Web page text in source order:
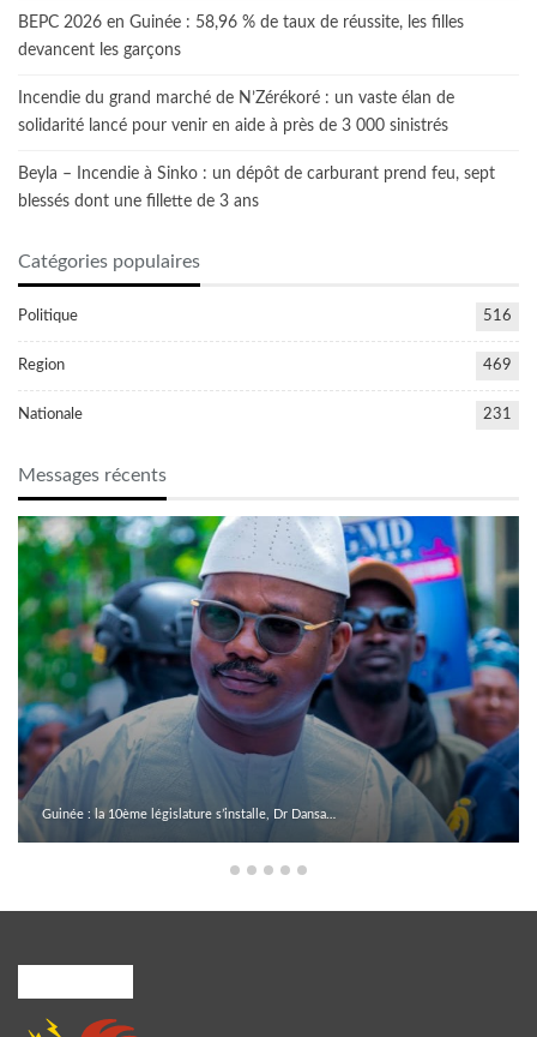
BEPC 2026 en Guinée : 58,96 % de taux de réussite, les filles
devancent les garçons
Incendie du grand marché de N’Zérékoré : un vaste élan de
solidarité lancé pour venir en aide à près de 3 000 sinistrés
Beyla – Incendie à Sinko : un dépôt de carburant prend feu, sept
blessés dont une fillette de 3 ans
Catégories populaires
Politique 516
Region 469
Nationale 231
Messages récents
Guinée : la 10ème législature s’installe, Dr Dansa…